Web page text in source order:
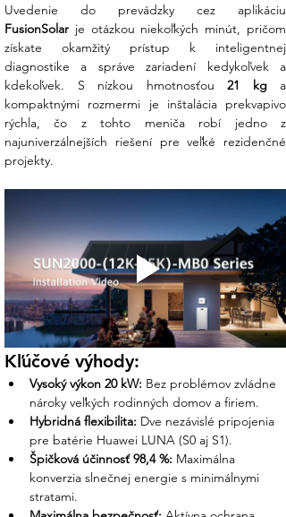
FusionSolar je otázkou niekoľkých minút, pričom
získate okamžitý prístup k inteligentnej
diagnostike a správe zariadení kedykoľvek a
kdekoľvek. S nízkou hmotnosťou 21 kg a
kompaktnými rozmermi je inštalácia prekvapivo
rýchla, čo z tohto meniča robí jedno z
najuniverzálnejších riešení pre veľké rezidenčné
projekty.
Kľúčové výhody:
Vysoký výkon 20 kW: Bez problémov zvládne
nároky veľkých rodinných domov a firiem.
Hybridná flexibilita: Dve nezávislé pripojenia
pre batérie Huawei LUNA (S0 aj S1).
Špičková účinnosť 98,4 %: Maximálna
konverzia slnečnej energie s minimálnymi
stratami.